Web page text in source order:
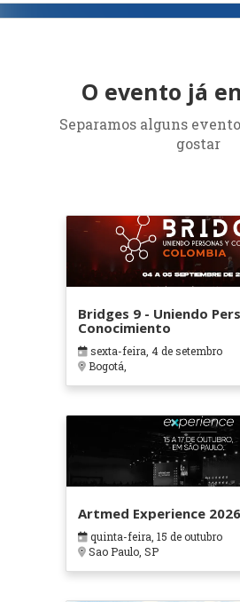
O evento já
Separamos alguns
gostar
Bridges 9 - Uniendo
Conocimiento
sexta-feira, 4 de setembro
Bogotá,
Artmed Experience 2026
quinta-feira, 15 de outubro
Sao Paulo, SP